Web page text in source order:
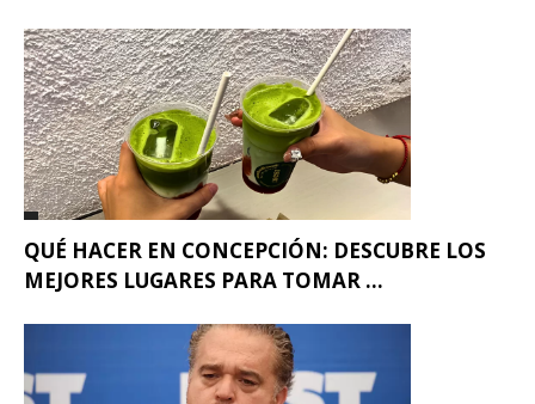
QUÉ HACER EN CONCEPCIÓN: DESCUBRE LOS
MEJORES LUGARES PARA TOMAR ...